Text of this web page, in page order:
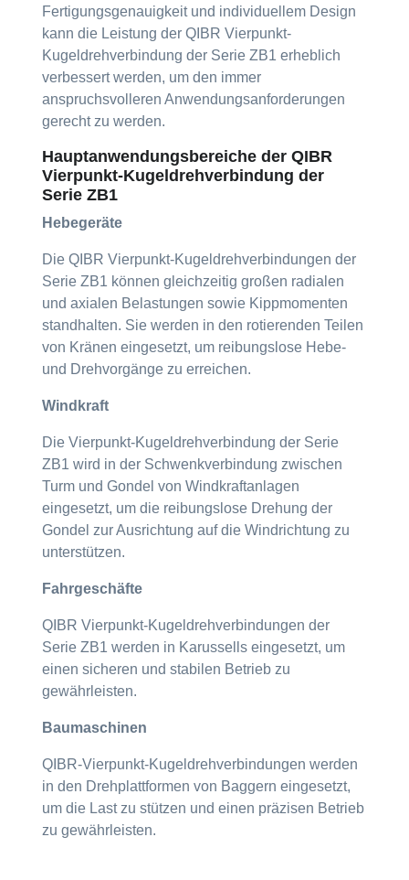
Fertigungsgenauigkeit und individuellem Design
kann die Leistung der QIBR Vierpunkt-
Kugeldrehverbindung der Serie ZB1 erheblich
verbessert werden, um den immer
anspruchsvolleren Anwendungsanforderungen
gerecht zu werden.
Hauptanwendungsbereiche der QIBR
Vierpunkt-Kugeldrehverbindung der
Serie ZB1
Hebegeräte
Die QIBR Vierpunkt-Kugeldrehverbindungen der
Serie ZB1 können gleichzeitig großen radialen
und axialen Belastungen sowie Kippmomenten
standhalten. Sie werden in den rotierenden Teilen
von Kränen eingesetzt, um reibungslose Hebe-
und Drehvorgänge zu erreichen.
Windkraft
Die Vierpunkt-Kugeldrehverbindung der Serie
ZB1 wird in der Schwenkverbindung zwischen
Turm und Gondel von Windkraftanlagen
eingesetzt, um die reibungslose Drehung der
Gondel zur Ausrichtung auf die Windrichtung zu
unterstützen.
Fahrgeschäfte
QIBR Vierpunkt-Kugeldrehverbindungen der
Serie ZB1 werden in Karussells eingesetzt, um
einen sicheren und stabilen Betrieb zu
gewährleisten.
Baumaschinen
QIBR-Vierpunkt-Kugeldrehverbindungen werden
in den Drehplattformen von Baggern eingesetzt,
um die Last zu stützen und einen präzisen Betrieb
zu gewährleisten.